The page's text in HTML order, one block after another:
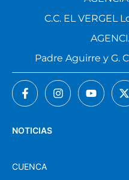
NOTICIAS
CUENCA
C.C. EL VERGEL
Padre Aguirre y G.